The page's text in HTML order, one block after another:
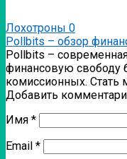
Лохотроны 0
Pollbits – обзор
Pollbits –
финансовую свободу
комиссионных. Стать
Добавить
Имя *
Email *